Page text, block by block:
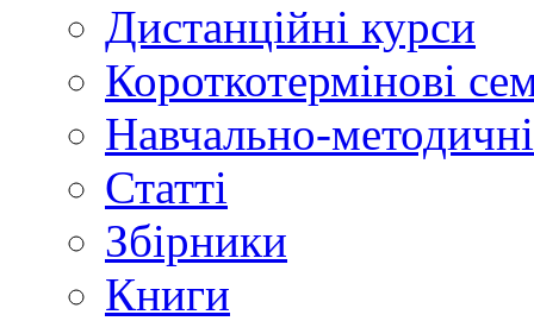
Дистанційні курси
Короткотермінові
Навчально-
Статті
Збірники
Книги